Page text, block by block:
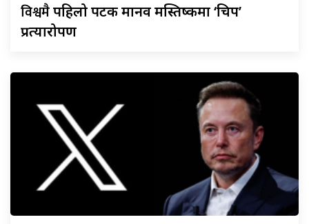
विश्वमैपहिलो पटक मानव मस्तिष्कमा ‘चिप’
प्रत्यारोपण